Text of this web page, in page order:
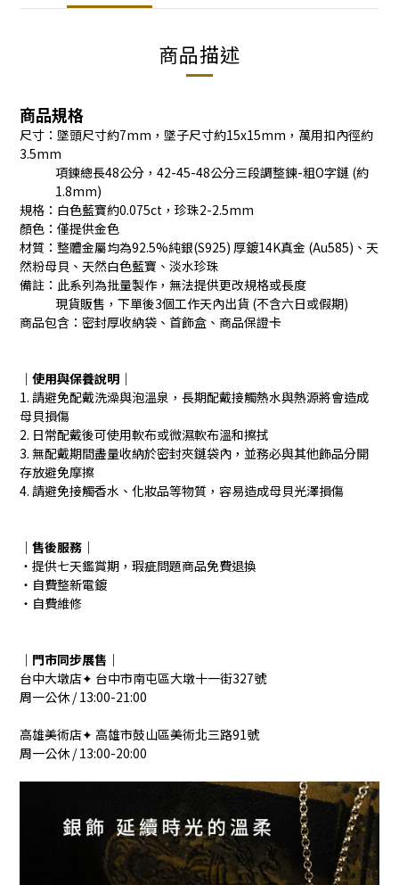
商品描述
商品規格
尺寸：墜頭尺寸約7mm，墜子尺寸約15x15mm，萬用扣內徑約
3.5mm
項鍊總長48公分，42-45-48公分三段調整鍊-粗O字鏈 (約
1.8mm)
規格：白色藍寶約0.075ct，珍珠2-2.5mm
顏色：僅提供金色
材質：整體金屬均為92.5%純銀(S925) 厚鍍14K真金 (Au585)、天
然粉母貝、天然白色藍寶、淡水珍珠
備註：此系列為批量製作，無法提供更改規格或長度
現貨販售，下單後3個工作天內出貨 (不含六日或假期)
商品包含：密封厚收納袋、首飾盒、商品保證卡
｜使用與保養說明 ｜
1. 請避免配戴洗澡與泡溫泉，長期配戴接觸熱水與熱源將會造成
母貝損傷
2. 日常配戴後可使用軟布或微濕軟布溫和擦拭
3. 無配戴期間盡量收納於密封夾鏈袋內，並務必與其他飾品分開
存放避免摩擦
4. 請避免接觸香水、化妝品等物質，容易造成母貝光澤損傷
｜售後服務｜
‧提供七天鑑賞期，瑕疵問題商品免費退換
‧自費整新電鍍
‧自費維修
｜門市同步展售｜
台中大墩店✦ 台中市南屯區大墩十一街327號
周一公休 / 13:00-21:00
高雄美術店✦ 高雄市鼓山區美術北三路91號
周一公休 / 13:00-20:00